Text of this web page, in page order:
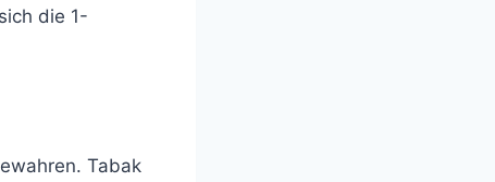
die 1-
Tabak